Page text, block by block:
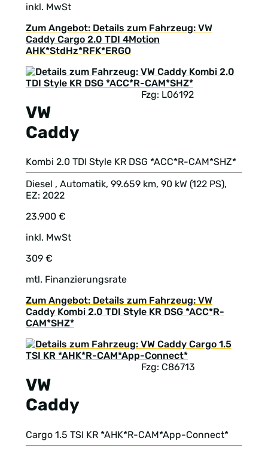
inkl. MwSt
Zum Angebot: Details zum Fahrzeug: VW
Caddy Cargo 2.0 TDI 4Motion
AHK*StdHz*RFK*ERGO
VW
Caddy
Fzg: L06192
Kombi 2.0 TDI Style KR DSG *ACC*R-CAM*SHZ*
Diesel , Automatik, 99.659 km, 90 kW (122 PS),
EZ: 2022
23.900 €
inkl. MwSt
309 €
mtl. Finanzierungsrate
Zum Angebot: Details zum Fahrzeug: VW
Caddy Kombi 2.0 TDI Style KR DSG *ACC*R-
CAM*SHZ*
VW
Caddy
Fzg: C86713
Cargo 1.5 TSI KR *AHK*R-CAM*App-Connect*